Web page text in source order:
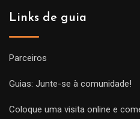
Links de guia
Parceiros
Guias: Junte-se à comunidade!
Coloque uma visita online e